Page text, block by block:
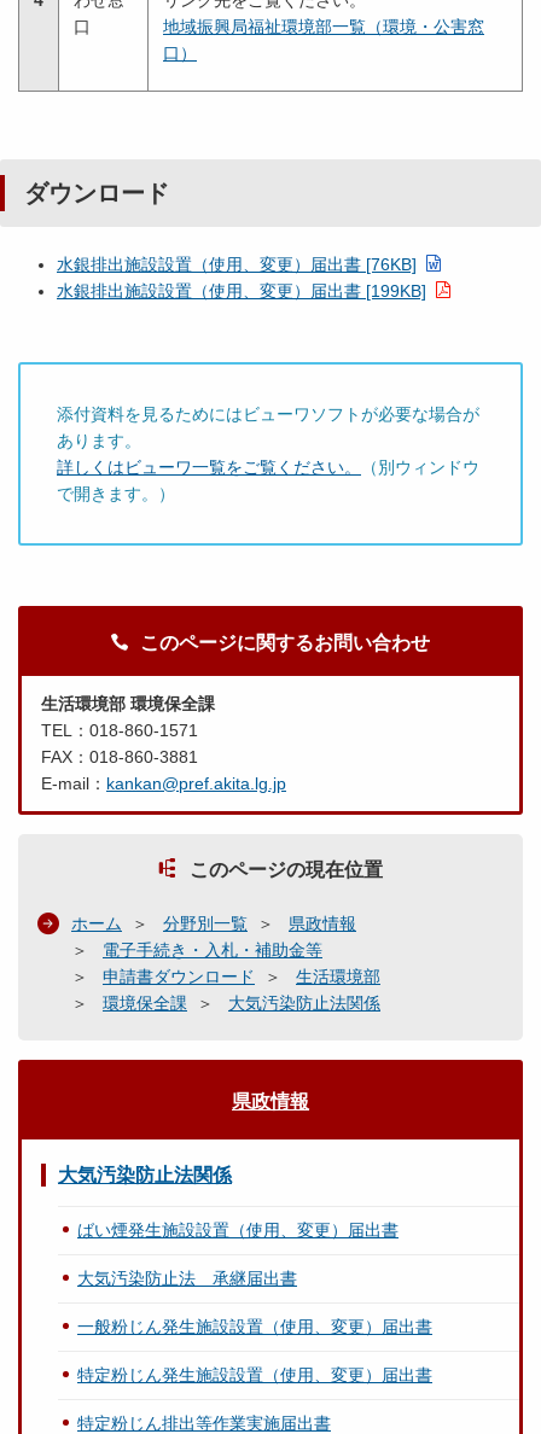
口
地域振興局福祉環境部一覧（環境・公害窓
口）
ダウンロード
水銀排出施設設置（使用、変更）届出書 [76KB]
水銀排出施設設置（使用、変更）届出書 [199KB]
添付資料を見るためにはビューワソフトが必要な場合が
あります。
詳しくはビューワ一覧をご覧ください。
（別ウィンドウ
で開きます。）
このページに関するお問い合わせ
生活環境部 環境保全課
TEL：018-860-1571
FAX：018-860-3881
E-mail： kankan@pref.akita.lg.jp
このページの現在位置
ホーム 分野別一覧
県政情報
電子手続き・入札・補助金等
申請書ダウンロード
生活環境部
環境保全課
大気汚染防止法関係
県政情報
大気汚染防止法関係
ばい煙発生施設設置（使用、変更）届出書
大気汚染防止法 承継届出書
一般粉じん発生施設設置（使用、変更）届出書
特定粉じん発生施設設置（使用、変更）届出書
特定粉じん排出等作業実施届出書